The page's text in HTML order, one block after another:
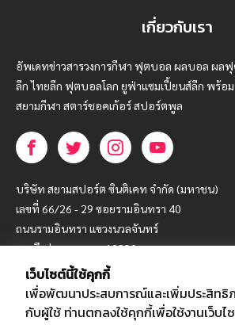
เกี่ยวกับเรา
อัพเดทข่าวสารวงการกีฬา ฟุตบอล ผลบอล ผล
ลีก ไทยลีก ฟุตบอลโลก ยูฟ่าแซมเปี้ยนส์ลีก พร้อ
สยามกีฬา สตาร์ชอคเก้อร์ สปอร์ตพูล
บริษัท สยามสปอร์ต ซินติเคท จำกัด (มหาชน)
เลขที่ 66/26 - 29 ซอยรามอินทรา 40
ถนนรามอินทรา แขวงนวลจันทร์
เขตบึงกุ่ม กรุงเทพฯ 10230
โทร : 02-5088-000
webmaster@siamsport.co.th
เว็บไซต์นี้ใช้คุกกี้
เพื่อพัฒนาประสบการณ์และเพิ่มประสิทธิ
กับผู้ใช้ ท่านตกลงใช้คุกกี้เพื่อใช้งานเว็บไ